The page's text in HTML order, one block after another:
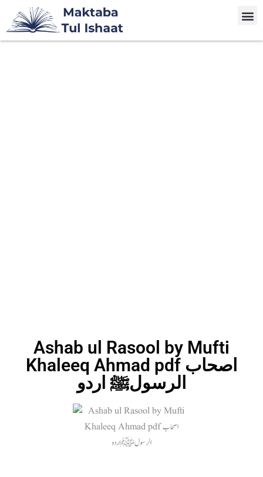
Ashab ul Rasool by Mufti
Khaleeq Ahmad pdf اصحاب
الرسولﷺ اردو